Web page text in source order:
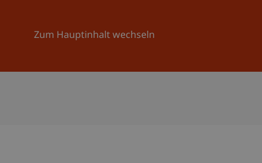
Zum Hauptinhalt wechseln
Universität Aktuelles